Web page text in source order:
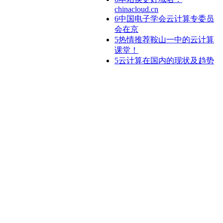
chinacloud.cn
6中国电子学会云计算专委员
会在京
5热情推荐鞍山一中的云计算
课堂！
5云计算在国内的现状及趋势